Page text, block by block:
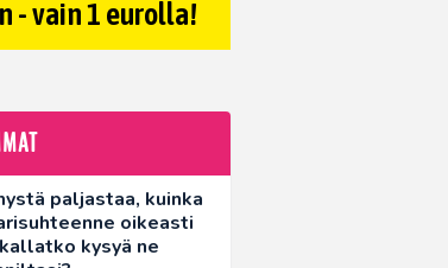
- vain 1 eurolla!
paljastaa, kuinka
oikeasti
kysyä ne